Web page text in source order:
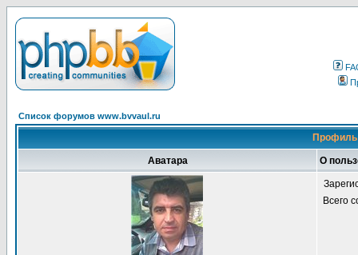
Список форумов www.bvvaul.ru
Профиль
Аватара О
Всего